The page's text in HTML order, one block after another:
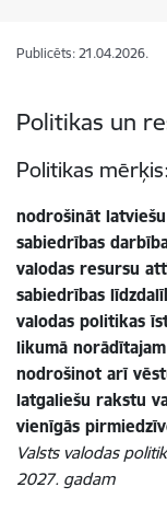
Publicēts: 21.04.2026.
Politikas un
Politikas mērķis:
nodrošināt
sabiedrības
valodas resursu
sabiedrības
valodas politikas
likumā
nodrošinot arī
latgaliešu rakstu
vienīgās
Valsts valodas
2027. gadam